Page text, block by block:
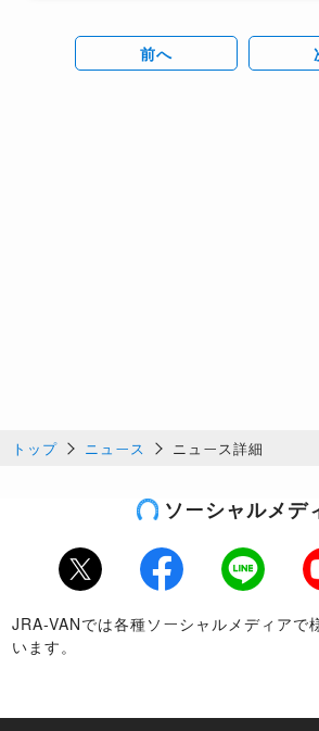
前へ
トップ ニュース ニュース詳細
ソーシャルメデ
Twitter Facebook LINE
JRA-VANでは各種ソーシャルメディアで
います。